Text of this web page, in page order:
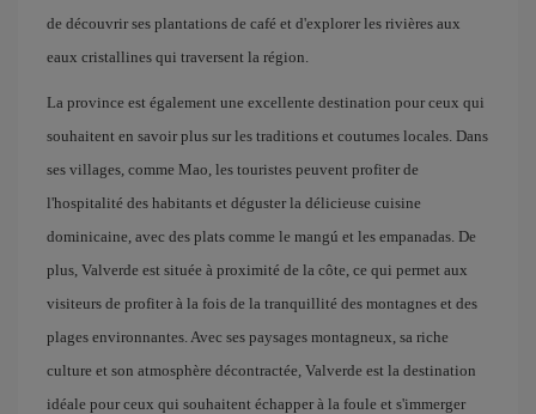
de découvrir ses plantations de café et d'explorer les rivières aux
eaux cristallines qui traversent la région.
La province est également une excellente destination pour ceux qui
souhaitent en savoir plus sur les traditions et coutumes locales. Dans
ses villages, comme Mao, les touristes peuvent profiter de
l'hospitalité des habitants et déguster la délicieuse cuisine
dominicaine, avec des plats comme le mangú et les empanadas. De
plus, Valverde est située à proximité de la côte, ce qui permet aux
visiteurs de profiter à la fois de la tranquillité des montagnes et des
plages environnantes. Avec ses paysages montagneux, sa riche
culture et son atmosphère décontractée, Valverde est la destination
idéale pour ceux qui souhaitent échapper à la foule et s'immerger